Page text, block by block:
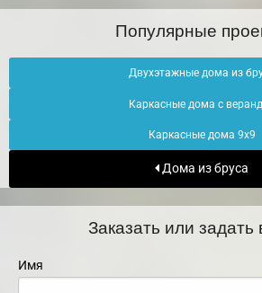
Популярные
Двухэтажные дома из
Каркасные дома с
Каркасные дома 9х9
Дома из бруса
Заказать или задать
Имя